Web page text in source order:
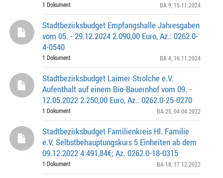
1 Dokument BA 9 , 15.11.2024
Stadtbezirksbudget Empfangshalle Jahresgaben
vom 05. - 29.12.2024 2.090,00 Euro, Az.: 0262.0-
4-0540
1 Dokument BA 4 , 16.11.2024
Stadtbezirksbudget Laimer Strolche e.V.
Aufenthalt auf einem Bio-Bauernhof vom 09. -
12.05.2022 2.250,00 Euro, Az.: 0262.0-25-0270
1 Dokument BA 25 , 04.04.2022
Stadtbezirksbudget Familienkreis Hl. Familie
e.V. Selbstbehauptungskurs 5 Einheiten ab dem
09.12.2022 4.491,84€; Az. 0262.0-18-0315
1 Dokument BA 18 , 17.12.2022